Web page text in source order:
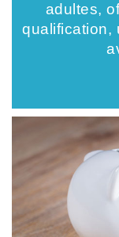
adultes,
qualification,